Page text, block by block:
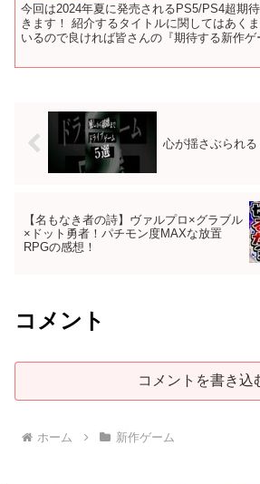
今回は2024年夏に発売されるPS5/PS4超期
きます！ 紹介するタイトルに関してはあく
いるので良ければ皆さんの『期待する新作
心が揺さぶられ
【名もなき者の詩】ヴァルプロ×グラブル
×ドット勇者！パチモン度MAXな放置
RPGの感想！
コメント
コメントを書き込
ホーム 新作ゲーム